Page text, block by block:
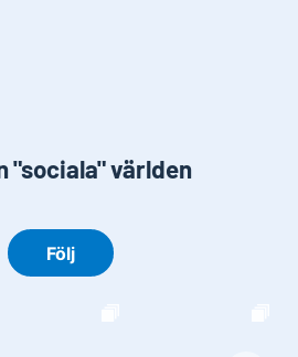
"sociala" världen